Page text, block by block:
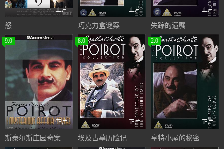
正片
怒
正片
巧克力盒谜案
正片
失踪的遗嘱
9.0
正片
斯泰尔斯庄园奇案
8.0
正片
埃及古墓历险记
2.0
正片
亨特小屋的秘密